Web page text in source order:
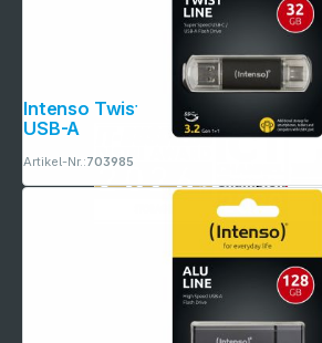
Intenso Twist Line 32GB USB Stick 3.2 USB-C &
USB-A
Artikel-Nr.:703985